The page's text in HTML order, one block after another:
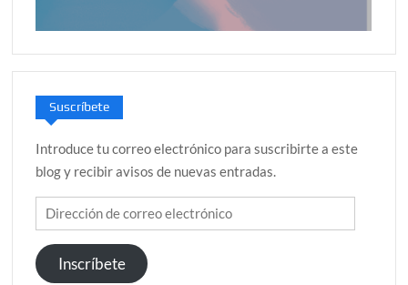
Suscríbete
Introduce tu correo electrónico para suscribirte a este
blog y recibir avisos de nuevas entradas.
Dirección
de
correo
electrónico
Inscríbete